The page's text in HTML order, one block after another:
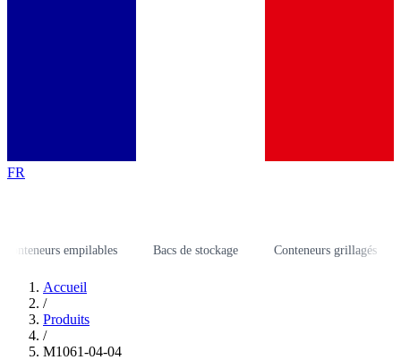
FR
empilables Bacs de stockage Conteneurs grillagés
Accueil
/
Produits
/
M1061-04-04